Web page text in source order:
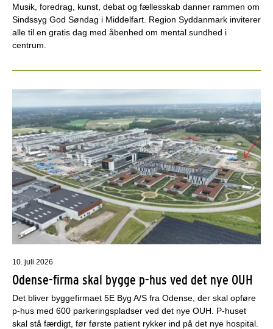
Musik, foredrag, kunst, debat og fællesskab danner rammen om
Sindssyg God Søndag i Middelfart. Region Syddanmark inviterer
alle til en gratis dag med åbenhed om mental sundhed i
centrum.
10. juli 2026
Odense-firma skal bygge p-hus ved det nye OUH
Det bliver byggefirmaet 5E Byg A/S fra Odense, der skal opføre
p-hus med 600 parkeringspladser ved det nye OUH. P-huset
skal stå færdigt, før første patient rykker ind på det nye hospital.